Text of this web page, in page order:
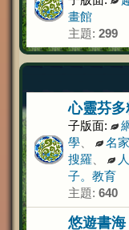
畫館
主題: 299
心靈芬多
子版面:
學
名
搜羅
子。教育
主題: 640
悠遊書海